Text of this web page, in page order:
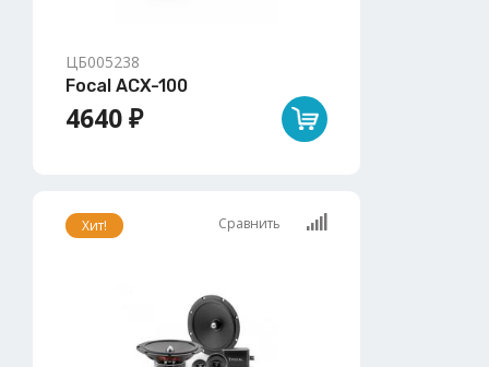
ЦБ005238
Focal ACX-100
4640 ₽
Хит! Сравнить